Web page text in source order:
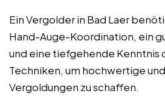
Ein Vergolder in Bad Laer
Hand-Auge-Koordination, ein
und eine tiefgehende Kenntnis
Techniken, um hochwertige
Vergoldungen zu schaffen.